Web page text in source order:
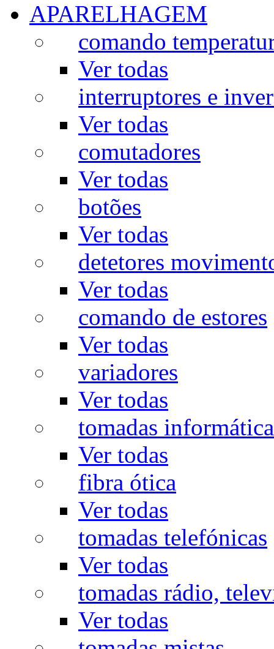
APARELHAGEM
comando
Ver todas
interruptores e
Ver todas
comutadores
Ver todas
botões
Ver todas
detetores
Ver todas
comando de estores
Ver todas
variadores
Ver todas
tomadas
Ver todas
fibra ótica
Ver todas
tomadas telefónicas
Ver todas
tomadas rádio,
Ver todas